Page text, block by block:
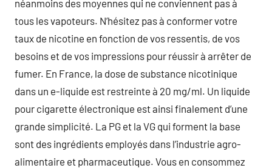
néanmoins des moyennes qui ne conviennent pas à
tous les vapoteurs. N’hésitez pas à conformer votre
taux de nicotine en fonction de vos ressentis, de vos
besoins et de vos impressions pour réussir à arrêter de
fumer. En France, la dose de substance nicotinique
dans un e-liquide est restreinte à 20 mg/ml. Un liquide
pour cigarette électronique est ainsi finalement d’une
grande simplicité. La PG et la VG qui forment la base
sont des ingrédients employés dans l’industrie agro-
alimentaire et pharmaceutique. Vous en consommez